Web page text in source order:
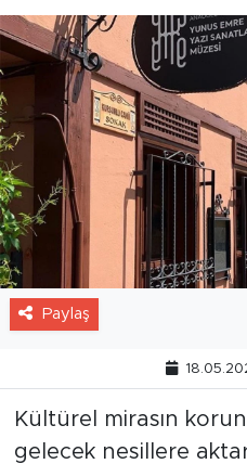
Paylaş
Kültürel mirasın
gelecek nesillere